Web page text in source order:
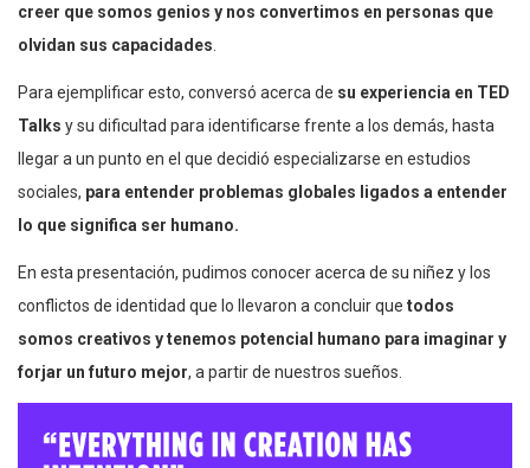
creer que somos genios y nos convertimos en personas que
olvidan sus capacidades.
Para ejemplificar esto, conversó acerca de su experiencia en TED
Talks y su dificultad para identificarse frente a los demás, hasta
llegar a un punto en el que decidió especializarse en estudios
sociales, para entender problemas globales ligados a entender
lo que significa ser humano.
En esta presentación, pudimos conocer acerca de su niñez y los
conflictos de identidad que lo llevaron a concluir que todos
somos creativos y tenemos potencial humano para imaginar y
forjar un futuro mejor, a partir de nuestros sueños.